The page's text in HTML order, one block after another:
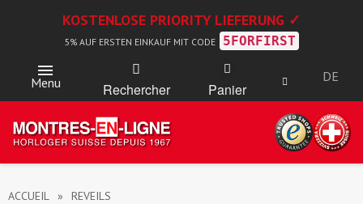
KOSTENLOSE PRIORITY LIEFERUNG ✓
5% AUF ERSTEN EINKAUF MIT CODE 5FORFIRST
Menu Rechercher Panier
DE
ACCUEIL REVEILS